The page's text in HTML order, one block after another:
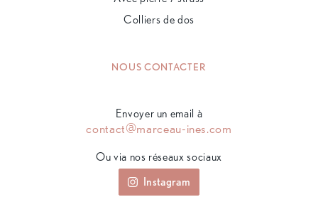
Colliers de dos
NOUS CONTACTER
Envoyer un email à
contact@marceau-ines.com
Ou via nos réseaux sociaux
Instagram